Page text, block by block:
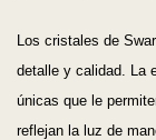
Los cristales de
detalle y calidad. La
únicas que le
reflejan la luz de